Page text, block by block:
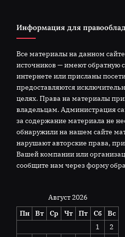
Информация для
Все материалы на данном
источников — имеют обратную
интернете или присланы
предоставляются
целях. Права на материалы
владельцам. Администрация
за содержание материала не
обнаружили на нашем сайте
нарушают авторские права,
Вашей компании или
сообщите нам через форму
Август 2026
Пн
Вт Ср Чт Пт Сб
Вс
1
2